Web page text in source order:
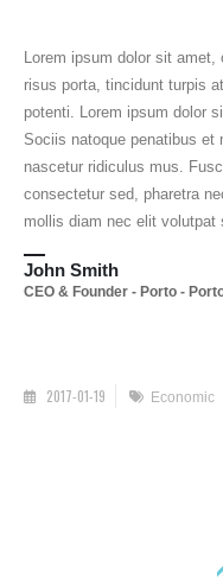
Lorem ipsum dolor sit
risus porta, tincidunt turpis
potenti. Lorem ipsum dolor
Sociis natoque penatibus et
nascetur ridiculus mus.
consectetur sed, pharetra
mollis diam nec elit volutpat
John Smith
CEO & Founder - Porto -
2017-01-19 Economic